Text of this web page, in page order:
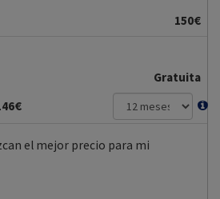
150€
Gratuita
€
el mejor precio para mi